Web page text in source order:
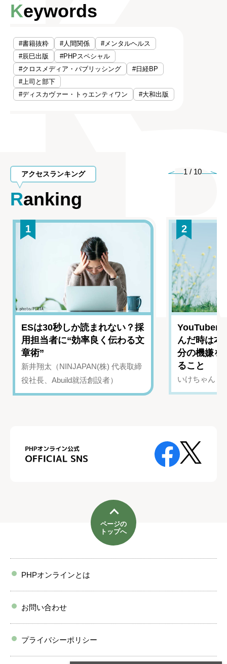
Keywords
#書籍抜粋 #人間関係
#メンタルヘルス
#辰巳出版
#PHPスペシャル
#クロスメディア・パブリッシング
#日経BP
#上司と部下
#ディスカヴァー・トゥエンティワン
#大和出版
アクセスランキング
Ranking
1 / 10
1
ESは30秒しか読まれない？採
用担当者に“効率良く伝わる文
章術”
新井翔太（NINJAPAN(株) 代表取締
役社長、Abuild就活創設者）
2
YouTuber
んだ時は
分の機嫌を
ること
いけちゃん（
ページの
トップへ
PHPオンラインとは
お問い合わせ
プライバシーポリシー